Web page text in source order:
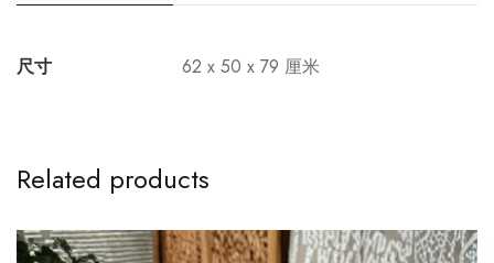
尺寸 62 x 50 x 79 厘米
Related products